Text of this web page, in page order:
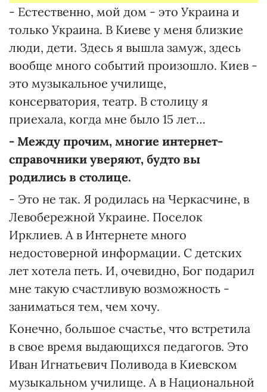
- Естественно, мой дом - это Украина и
только Украина. В Киеве у меня близкие
люди, дети. Здесь я вышла замуж, здесь
вообще много событий произошло. Киев -
это музыкальное училище,
консерватория, театр. В столицу я
приехала, когда мне было 15 лет…
- Между прочим, многие интернет-
справочники уверяют, будто вы
родились в столице.
- Это не так. Я родилась на Черкасчине, в
Левобережной Украине. Поселок
Ирклиев. А в Интернете много
недостоверной информации. С детских
лет хотела петь. И, очевидно, Бог подарил
мне такую счастливую возможность -
заниматься тем, чем хочу.
Конечно, большое счастье, что встретила
в свое время выдающихся педагогов. Это
Иван Игнатьевич Поливода в Киевском
музыкальном училище. А в Национальной